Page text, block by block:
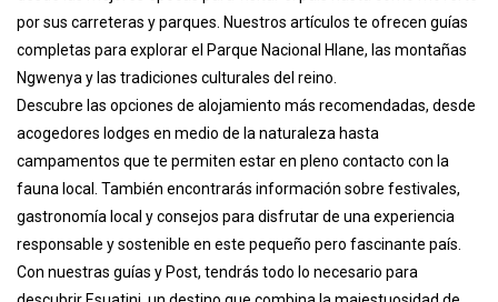
por sus carreteras y parques. Nuestros artículos te ofrecen guías
completas para explorar el Parque Nacional Hlane, las montañas
Ngwenya y las tradiciones culturales del reino.
Descubre las opciones de alojamiento más recomendadas, desde
acogedores lodges en medio de la naturaleza hasta
campamentos que te permiten estar en pleno contacto con la
fauna local. También encontrarás información sobre festivales,
gastronomía local y consejos para disfrutar de una experiencia
responsable y sostenible en este pequeño pero fascinante país.
Con nuestras guías y Post, tendrás todo lo necesario para